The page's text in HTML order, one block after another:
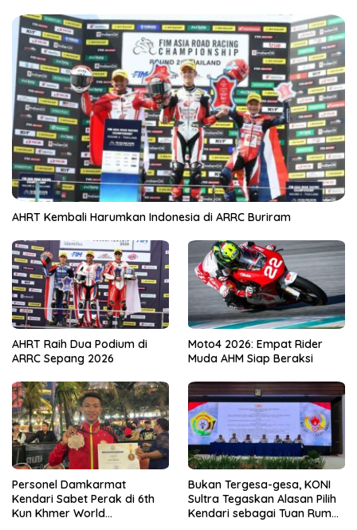
AHRT Kembali Harumkan Indonesia di ARRC Buriram
AHRT Raih Dua Podium di
ARRC Sepang 2026
Moto4 2026: Empat Rider
Muda AHM Siap Beraksi
Personel Damkarmat
Kendari Sabet Perak di 6th
Kun Khmer World
Bukan Tergesa-gesa, KONI
Sultra Tegaskan Alasan Pilih
Kendari sebagai Tuan Rumah